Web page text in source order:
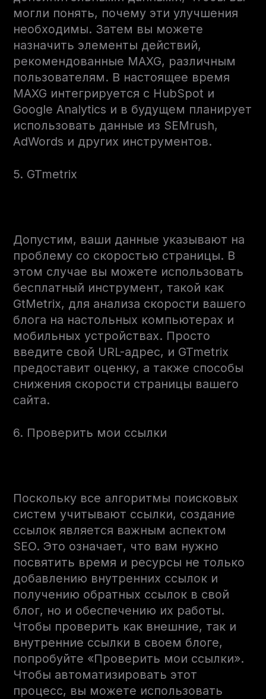
могли понять, почему эти улучшения
необходимы. Затем вы можете
назначить элементы действий,
рекомендованные MAXG, различным
пользователям. В настоящее время
MAXG интегрируется с HubSpot и
Google Analytics и в будущем планирует
использовать данные из SEMrush,
AdWords и других инструментов.
5. GTmetrix
Допустим, ваши данные указывают на
проблему со скоростью страницы. В
этом случае вы можете использовать
бесплатный инструмент, такой как
GtMetrix, для анализа скорости вашего
блога на настольных компьютерах и
мобильных устройствах. Просто
введите свой URL-адрес, и GTmetrix
предоставит оценку, а также способы
снижения скорости страницы вашего
сайта.
6. Проверить мои ссылки
Поскольку все алгоритмы поисковых
систем учитывают ссылки, создание
ссылок является важным аспектом
SEO. Это означает, что вам нужно
посвятить время и ресурсы не только
добавлению внутренних ссылок и
получению обратных ссылок в свой
блог, но и обеспечению их работы.
Чтобы проверить как внешние, так и
внутренние ссылки в своем блоге,
попробуйте «Проверить мои ссылки».
Чтобы автоматизировать этот
процесс, вы можете использовать